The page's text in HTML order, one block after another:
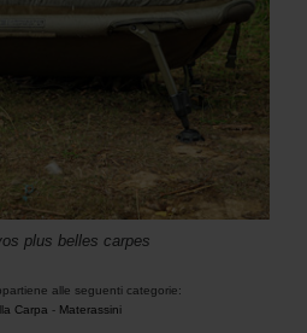
plus belles carpes
alle seguenti categorie:
Carpa - Materassini